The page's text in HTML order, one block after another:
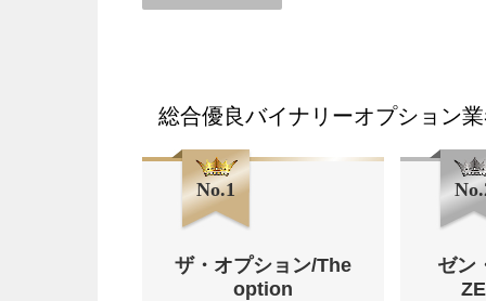
総合優良バイナリーオプション
No.1
ザ・オプション/The
option
ゼン